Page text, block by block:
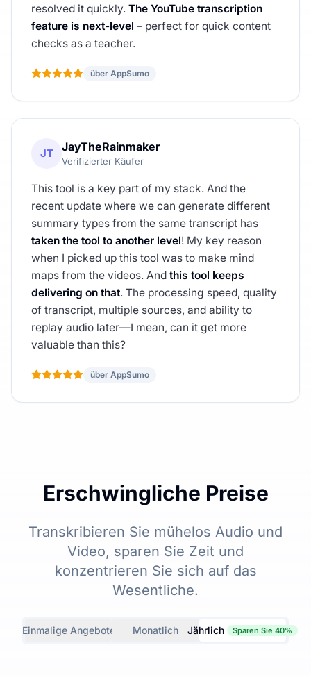
resolved it quickly. The YouTube transcription
feature is next-level – perfect for quick content
checks as a teacher.
über AppSumo
JT JayTheRainmaker
Verifizierter Käufer
This tool is a key part of my stack. And the
recent update where we can generate different
summary types from the same transcript has
taken the tool to another level! My key reason
when I picked up this tool was to make mind
maps from the videos. And this tool keeps
delivering on that. The processing speed, quality
of transcript, multiple sources, and ability to
replay audio later—I mean, can it get more
valuable than this?
über AppSumo
Erschwingliche Preise
Transkribieren Sie mühelos Audio und
Video, sparen Sie Zeit und
konzentrieren Sie sich auf das
Wesentliche.
Einmalige Angebote Monatlich Jährlich Sparen Sie 40%